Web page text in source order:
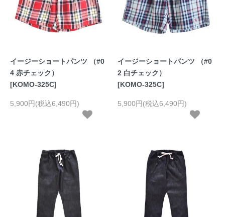
イージーショートパンツ （#0
4 赤チェック）
[KOMO-325C]
5,900円(税込6,490円)
イージーショートパンツ （#0
2 白チェック）
[KOMO-325C]
5,900円(税込6,490円)